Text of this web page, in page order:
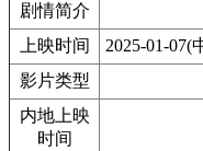
剧情简介
上映时间
2025-01-
影片类型
内地上映
时间